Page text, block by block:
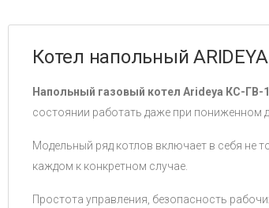
Котел напольный
Напольный газовый котел Arideya КС-ГВ-
состоянии работать даже при пониженном
Модельный ряд котлов включает в себя не
каждом к конкретном случае.
Простота управления, безопасность